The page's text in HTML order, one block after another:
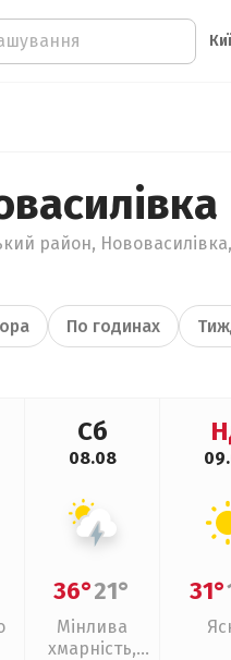
район,
По годинах
Сб
08.08
36°21°
Мінлива
хмарність,
31°